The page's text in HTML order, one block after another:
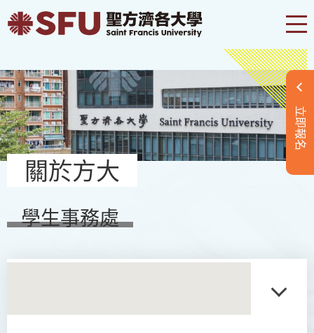
立即報名
關於方大
學生事務處